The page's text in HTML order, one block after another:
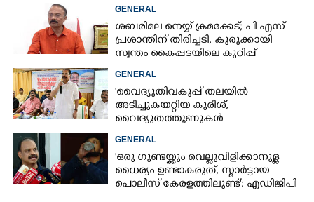
GENERAL
ശബരിമല നെയ്യ് ക്രമക്കേട്; പി എസ്
പ്രശാന്തിന് തിരിച്ചടി, കുരുക്കായി
സ്വന്തം കൈപ്പടയിലെ കുറിപ്പ്
GENERAL
'വൈദ്യുതിവകുപ്പ് തലയിൽ
അടിച്ചുകയറ്റിയ കുരിശ്‌,
വൈദ്യുതത്തൂണുകൾ
വിളിക്കുന്ന കാലമാണിത്'
GENERAL
'ഒരു ഗുണ്ടയ്ക്കും വെല്ലുവിളിക്കാനുള്ള
ധൈര്യം ഉണ്ടാകരുത്, സ്മാർട്ടായ
പൊലീസ് കേരളത്തിലുണ്ട്': എഡിജിപി